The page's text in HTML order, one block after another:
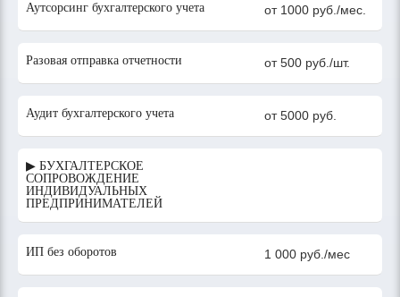
Аутсорсинг бухгалтерского учета от 1000 руб./мес.
Разовая отправка отчетности от 500 руб./шт.
Аудит бухгалтерского учета от 5000 руб.
▶ БУХГАЛТЕРСКОЕ
СОПРОВОЖДЕНИЕ
ИНДИВИДУАЛЬНЫХ
ПРЕДПРИНИМАТЕЛЕЙ
ИП без оборотов 1 000 руб./мес